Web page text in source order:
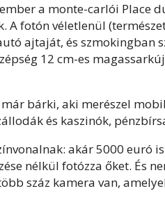
a monte-carlói Place
fotón véletlenül
ajtaját, és szmokingban
12 cm-es
bárki, aki merészel
és kaszinók,
akár 5000 euró
nélkül fotózza őket. És
száz kamera van,